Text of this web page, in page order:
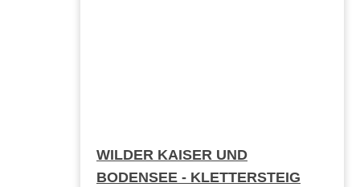
WILDER KAISER UND
BODENSEE - KLETTERSTEIG